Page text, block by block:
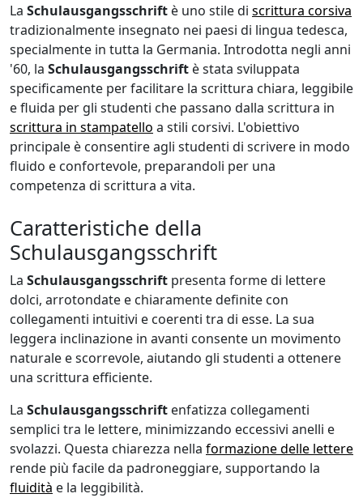
La Schulausgangsschrift è uno stile di scrittura corsiva
tradizionalmente insegnato nei paesi di lingua tedesca,
specialmente in tutta la Germania. Introdotta negli anni
'60, la Schulausgangsschrift è stata sviluppata
specificamente per facilitare la scrittura chiara, leggibile
e fluida per gli studenti che passano dalla scrittura in
scrittura in stampatello a stili corsivi. L'obiettivo
principale è consentire agli studenti di scrivere in modo
fluido e confortevole, preparandoli per una
competenza di scrittura a vita.
Caratteristiche della
Schulausgangsschrift
La Schulausgangsschrift presenta forme di lettere
dolci, arrotondate e chiaramente definite con
collegamenti intuitivi e coerenti tra di esse. La sua
leggera inclinazione in avanti consente un movimento
naturale e scorrevole, aiutando gli studenti a ottenere
una scrittura efficiente.
La Schulausgangsschrift enfatizza collegamenti
semplici tra le lettere, minimizzando eccessivi anelli e
svolazzi. Questa chiarezza nella formazione delle lettere
rende più facile da padroneggiare, supportando la
fluidità e la leggibilità.